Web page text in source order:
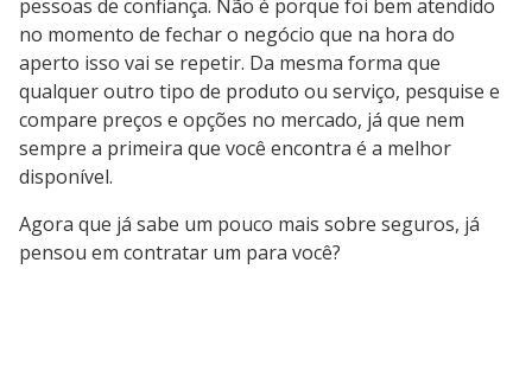
pessoas de confiança. Não é porque foi bem atendido
no momento de fechar o negócio que na hora do
aperto isso vai se repetir. Da mesma forma que
qualquer outro tipo de produto ou serviço, pesquise e
compare preços e opções no mercado, já que nem
sempre a primeira que você encontra é a melhor
disponível.
Agora que já sabe um pouco mais sobre seguros, já
pensou em contratar um para você?